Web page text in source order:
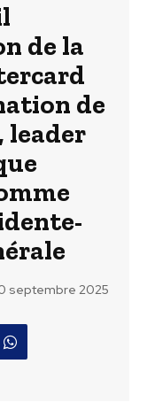
de la
de
leader
septembre 2025